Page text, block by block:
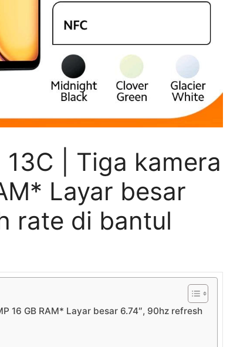
| Tiga kamera
Layar besar
rate di bantul
16 GB RAM* Layar besar 6.74″, 90hz refresh